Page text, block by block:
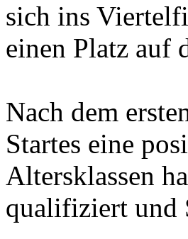
sich ins
einen Platz auf
Nach dem
Startes eine
Altersklassen
qualifiziert und